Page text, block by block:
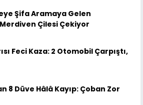
Şifa Aramaya Gelen
Çilesi Çekiyor
Feci Kaza: 2 Otomobil Çarpıştı,
8 Düve Hâlâ Kayıp: Çoban Zor